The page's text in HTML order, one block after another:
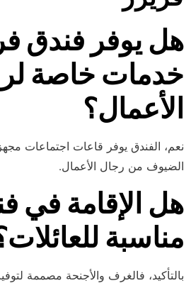
هل يوفر فندق
خدمات خاصة
الأعمال؟
نعم، الفندق يوفر قاعات اجتماعات
الضيوف من رجال الأعمال.
هل الإقامة في
مناسبة
بالتأكيد، فالغرف والأجنحة مصممة